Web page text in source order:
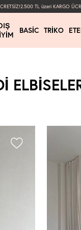
2.500 TL üzeri KARGO ÜCRETSİZ!
BASIC TRIKO